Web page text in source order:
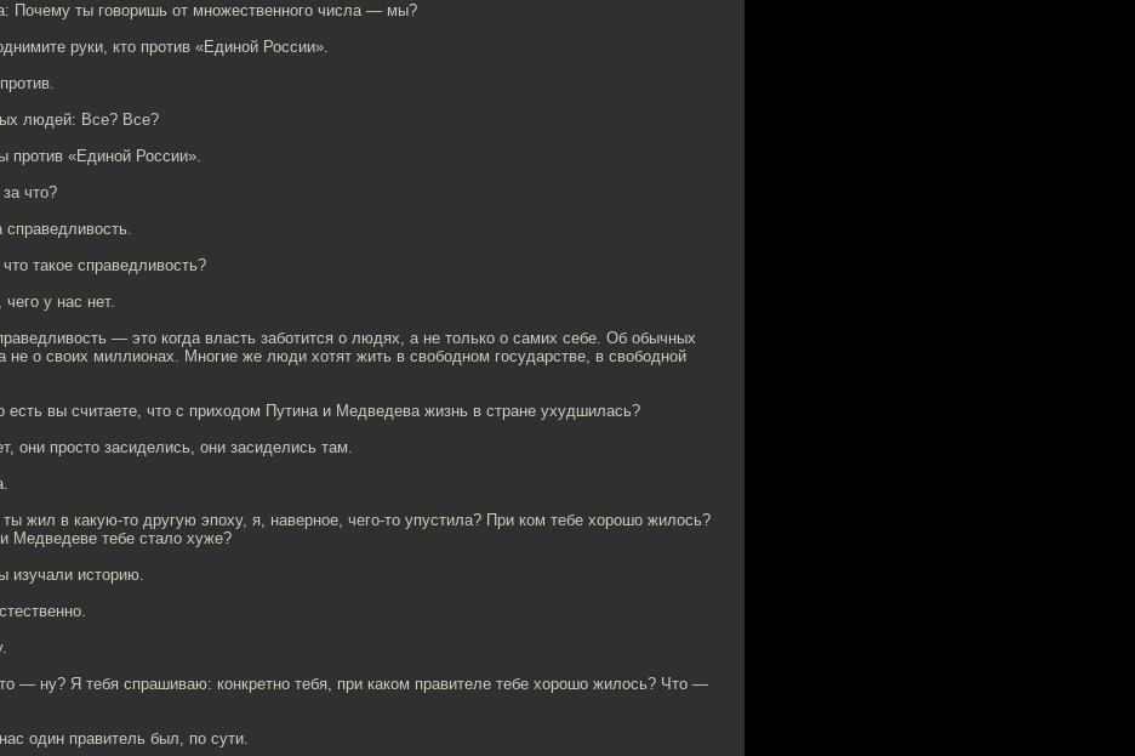
Почему ты говоришь от множественного числа — мы?
руки, кто против «Единой России».
людей: Все? Все?
против «Единой России».
что?
справедливость.
такое справедливость?
у нас нет.
— это когда власть заботится о людях, а не только о самих себе. Об обычных
не о своих миллионах. Многие же люди хотят жить в свободном государстве, в свободной
есть вы считаете, что с приходом Путина и Медведева жизнь в стране ухудшилась?
они просто засиделись, они засиделись там.
жил в какую-то другую эпоху, я, наверное, чего-то упустила? При ком тебе хорошо жилось?
Медведеве тебе стало хуже?
изучали историю.
— ну? Я тебя спрашиваю: конкретно тебя, при каком правителе тебе хорошо жилось? Что —
один правитель был, по сути.